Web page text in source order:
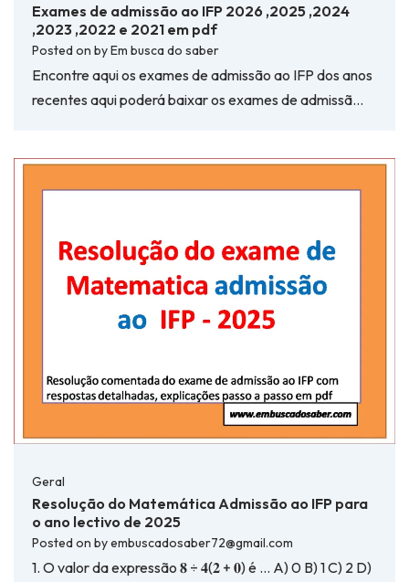
Exames de admissão ao IFP 2026 ,2025 ,2024
,2023 ,2022 e 2021 em pdf
Posted on byEm busca do saber
Encontre aqui os exames de admissão ao IFP dos anos
recentes aqui poderá baixar os exames de admissã…
Geral
Resolução do Matemática Admissão ao IFP para
o ano lectivo de 2025
Posted on byembuscadosaber72@gmail.com
1. O valor da expressão 𝟖 ÷ 𝟒(𝟐 + 𝟎) é … A) 0 B) 1 C) 2 D)